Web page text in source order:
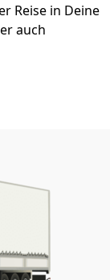
Reise in Deine
auch